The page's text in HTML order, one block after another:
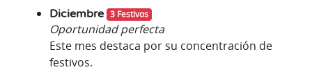
Diciembre 3 Festivos
Oportunidad perfecta
Este mes destaca por su concentración de
festivos.